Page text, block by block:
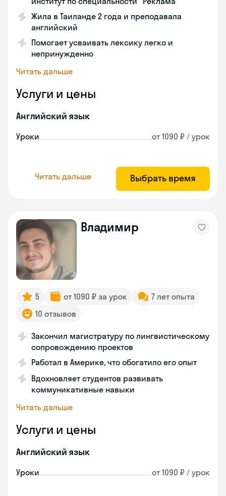
Жила в Таиланде 2 года и преподавала
английский
Помогает усваивать лексику легко и
непринужденно
Читать дальше
Услуги и цены
Английский язык
Уроки от 1090 ₽ / урок
Читать дальше Выбрать время
Владимир
5 от 1090 ₽ за урок
7 лет опыта
10 отзывов
Закончил магистратуру по лингвистическому
сопровождению проектов
Работал в Америке, что обогатило его опыт
Вдохновляет студентов развивать
коммуникативные навыки
Читать дальше
Услуги и цены
Английский язык
Уроки от 1090 ₽ / урок